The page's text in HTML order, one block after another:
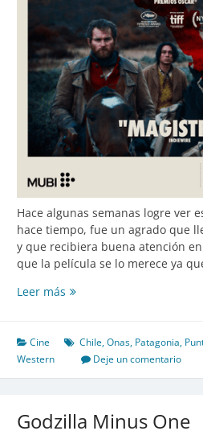
Hace algunas semanas logre ver
hace tiempo, fue un agrado que
y que recibiera buena atención
que la película se lo merece ya
Leer más Los
Cine Chile,Onas, Patagonia,
Western
Deje un comentario
Godzilla Minus One